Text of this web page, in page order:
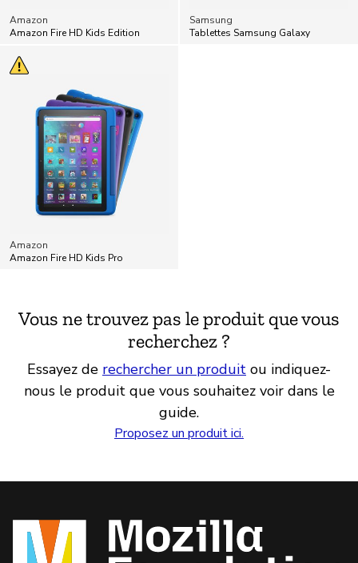
Amazon
Amazon Fire HD Kids Edition
Samsung
Tablettes Samsung Galaxy
Amazon
Amazon Fire HD Kids Pro
Vous ne trouvez pas le produit que vous
recherchez ?
Essayez de rechercher un produit ou indiquez-
nous le produit que vous souhaitez voir dans le
guide.
Proposez un produit ici.